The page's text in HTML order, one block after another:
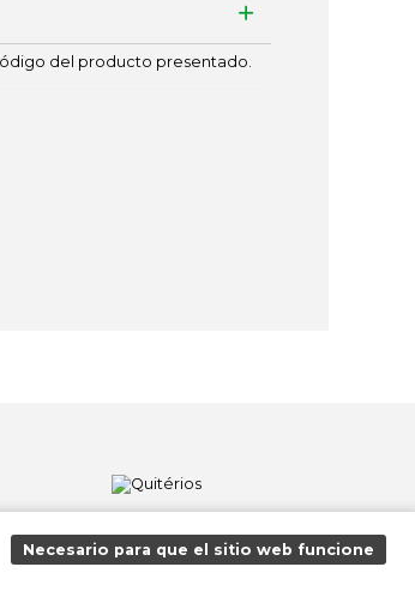
del producto presentado.
Necesario para que el sitio web funcione